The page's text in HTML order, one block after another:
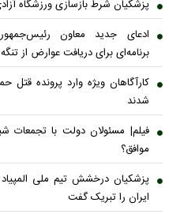
پزشکیان شرط بازسازی ورزشگاه
ادعای جدید معاون رئیس‌جمهور
برنامه‌ای برای دریافت عوارض از
کارآگاهان ویژه وارد پرونده قتل
شدند
فیلم| مسئولان دولت با تجمعات
موافق؟
پزشکیان درخشش تیم ملی
ایران را تبریک گفت